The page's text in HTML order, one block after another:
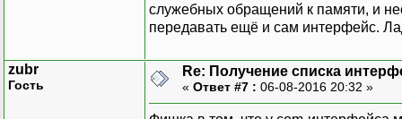
служебных обращений к памяти, и
передавать ещё и сам интерфейс.
zubr
Гость
Re: Получение списка
« Ответ #7 : 06-08-2016 20:32 »